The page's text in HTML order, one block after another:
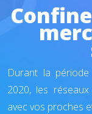
Durant la
2020, les
avec vos proches